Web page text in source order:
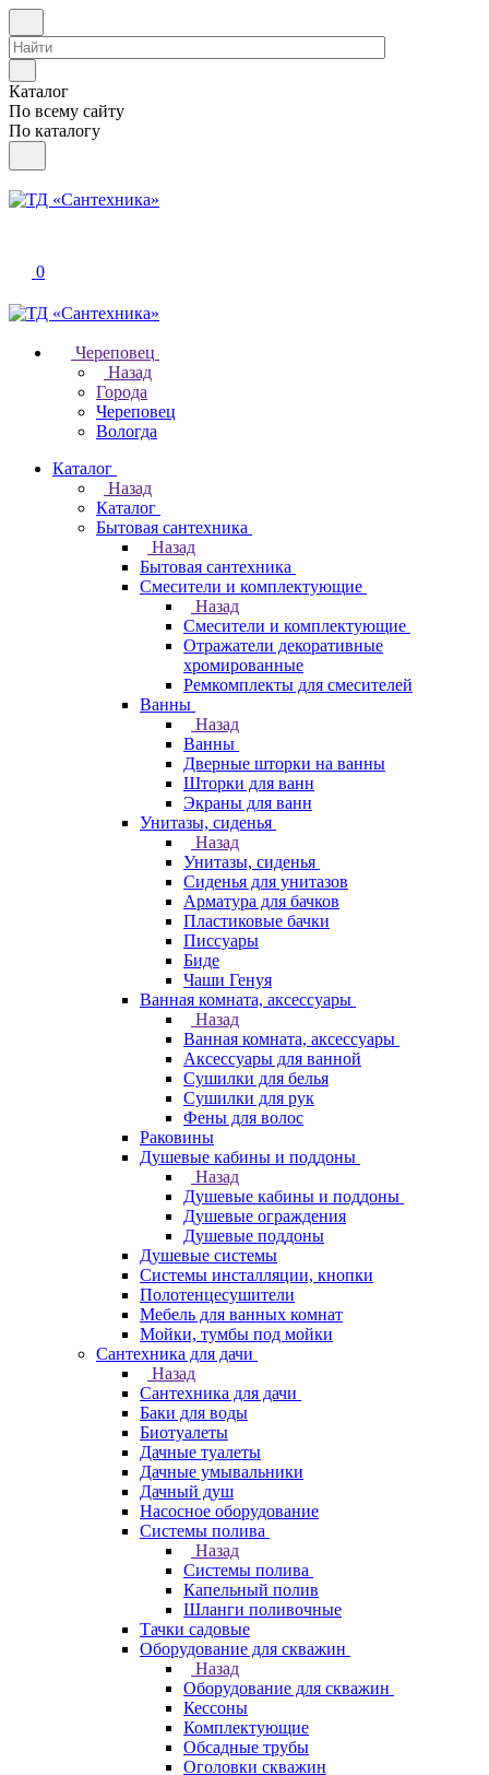
Каталог
По всему сайту
По каталогу
0
Череповец
Назад
Города
Череповец
Вологда
Каталог
Назад
Каталог
Бытовая сантехника
Назад
Бытовая сантехника
Смесители и комплектующие
Назад
Смесители и комплектующие
Отражатели декоративные
хромированные
Ремкомплекты для смесителей
Ванны
Назад
Ванны
Дверные шторки на ванны
Шторки для ванн
Экраны для ванн
Унитазы, сиденья
Назад
Унитазы, сиденья
Сиденья для унитазов
Арматура для бачков
Пластиковые бачки
Писсуары
Биде
Чаши Генуя
Ванная комната, аксессуары
Назад
Ванная комната, аксессуары
Аксессуары для ванной
Сушилки для белья
Сушилки для рук
Фены для волос
Раковины
Душевые кабины и поддоны
Назад
Душевые кабины и поддоны
Душевые ограждения
Душевые поддоны
Душевые системы
Системы инсталляции, кнопки
Полотенцесушители
Мебель для ванных комнат
Мойки, тумбы под мойки
Сантехника для дачи
Назад
Сантехника для дачи
Баки для воды
Биотуалеты
Дачные туалеты
Дачные умывальники
Дачный душ
Насосное оборудование
Системы полива
Назад
Системы полива
Капельный полив
Шланги поливочные
Тачки садовые
Оборудование для скважин
Назад
Оборудование для скважин
Кессоны
Комплектующие
Обсадные трубы
Оголовки скважин